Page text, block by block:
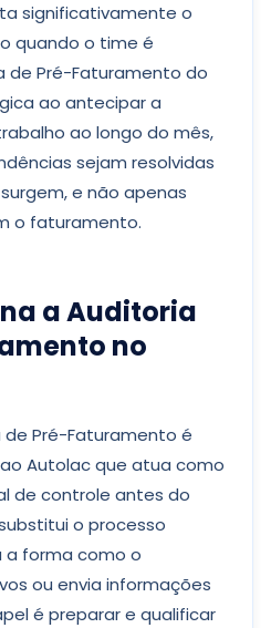
significativamente o
quando o time é
de Pré-Faturamento do
ao antecipar a
ao longo do mês,
sejam resolvidas
e não apenas
o faturamento.
a Auditoria
no
de Pré-Faturamento é
Autolac que atua como
de controle antes do
o processo
a forma como o
ou envia informações
é preparar e qualificar